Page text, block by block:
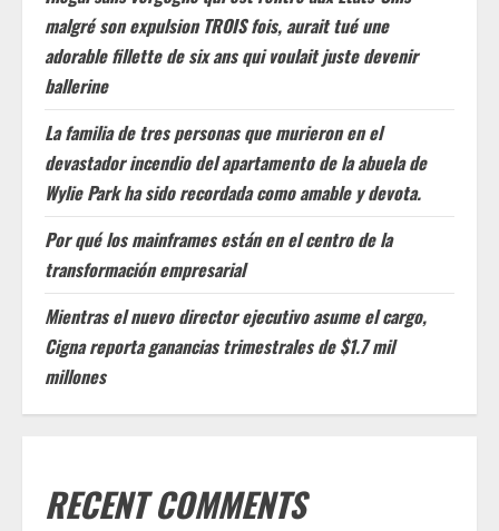
malgré son expulsion TROIS fois, aurait tué une
adorable fillette de six ans qui voulait juste devenir
ballerine
La familia de tres personas que murieron en el
devastador incendio del apartamento de la abuela de
Wylie Park ha sido recordada como amable y devota.
Por qué los mainframes están en el centro de la
transformación empresarial
Mientras el nuevo director ejecutivo asume el cargo,
Cigna reporta ganancias trimestrales de $1.7 mil
millones
RECENT COMMENTS